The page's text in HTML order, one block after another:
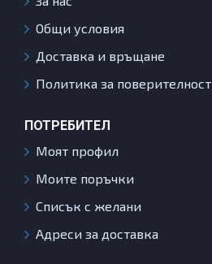
Общи условия
Доставка и връщане
Политика за поверителност
ПОТРЕБИТЕЛ
Моят профил
Моите поръчки
Списък с желани
Адреси за доставка